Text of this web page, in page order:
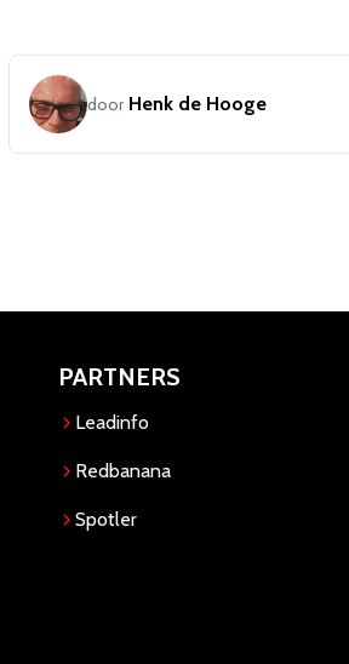
door Henk de Hooge
PARTNERS
Leadinfo
Redbanana
Spotler